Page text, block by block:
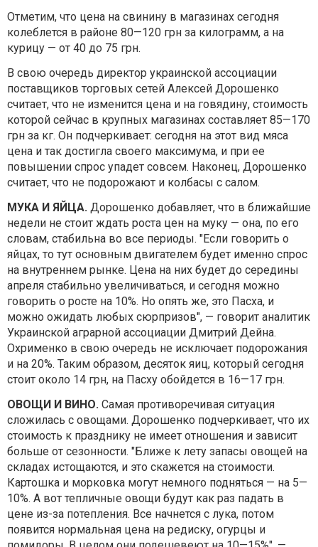
Отметим, что цена на свинину в магазинах сегодня
колеблется в районе 80—120 грн за килограмм, а на
курицу — от 40 до 75 грн.
В свою очередь директор украинской ассоциации
поставщиков торговых сетей Алексей Дорошенко
считает, что не изменится цена и на говядину, стоимость
которой сейчас в крупных магазинах составляет 85—170
грн за кг. Он подчеркивает: сегодня на этот вид мяса
цена и так достигла своего максимума, и при ее
повышении спрос упадет совсем. Наконец, Дорошенко
считает, что не подорожают и колбасы с салом.
МУКА И ЯЙЦА. Дорошенко добавляет, что в ближайшие
недели не стоит ждать роста цен на муку — она, по его
словам, стабильна во все периоды. "Если говорить о
яйцах, то тут основным двигателем будет именно спрос
на внутреннем рынке. Цена на них будет до середины
апреля стабильно увеличиваться, и сегодня можно
говорить о росте на 10%. Но опять же, это Пасха, и
можно ожидать любых сюрпризов", — говорит аналитик
Украинской аграрной ассоциации Дмитрий Дейна.
Охрименко в свою очередь не исключает подорожания
и на 20%. Таким образом, десяток яиц, который сегодня
стоит около 14 грн, на Пасху обойдется в 16—17 грн.
ОВОЩИ И ВИНО. Самая противоречивая ситуация
сложилась с овощами. Дорошенко подчеркивает, что их
стоимость к празднику не имеет отношения и зависит
больше от сезонности. "Ближе к лету запасы овощей на
складах истощаются, и это скажется на стоимости.
Картошка и морковка могут немного подняться — на 5—
10%. А вот тепличные овощи будут как раз падать в
цене из-за потепления. Все начнется с лука, потом
появится нормальная цена на редиску, огурцы и